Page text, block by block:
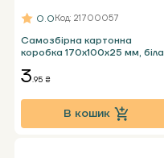
Самозбірна картонна
коробка 170х100х25 мм, біла
0.0Код: 21700057
3.95 ₴
В кошик